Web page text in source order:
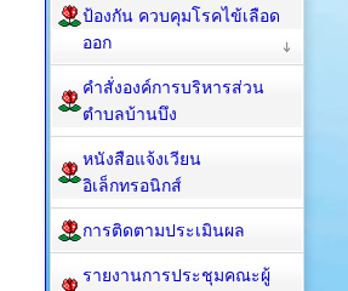
ป้องกัน ควบคุมโรคไข้เลือด
ออก
คำสั่งองค์การบริหารส่วน
ตำบลบ้านบึง
หนังสือแจ้งเวียน
อิเล็กทรอนิกส์
การติดตามประเมินผล
รายงานการประชุมคณะผู้